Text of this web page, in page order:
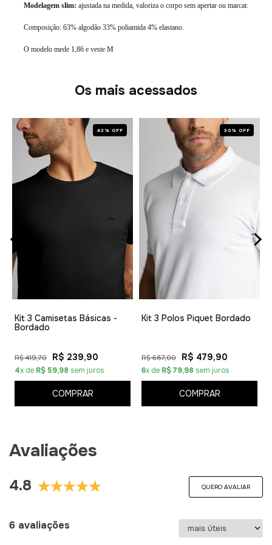
Modelagem slim: ajustada na medida, valoriza o corpo sem apertar ou marcar.
Composição: 63% algodão 33% poliamida 4% elastano.
O modelo mede 1,86 e veste M
Os mais acessados
43% OFF
Kit 3 Camisetas Básicas -
Bordado
R$ 419,70 R$ 239,90
4x de R$ 59,98 sem juros
COMPRAR
30% OFF
Kit 3 Polos Piquet Bordado
R$ 687,00 R$ 479,90
6x de R$ 79,98 sem juros
COMPRAR
Avaliações
4.8 QUERO AVALIAR
6 avaliações